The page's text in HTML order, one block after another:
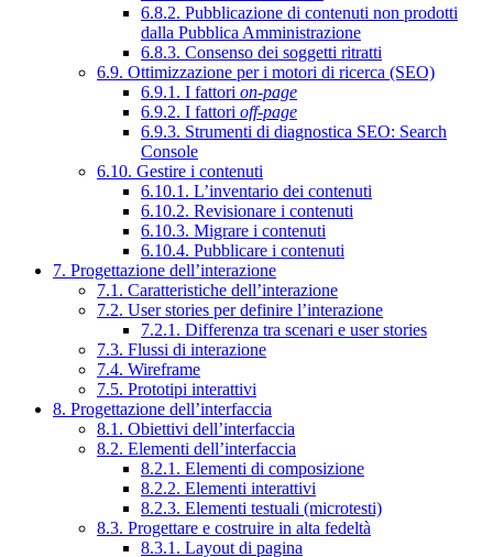
6.8.2. Pubblicazione di contenuti non prodotti
dalla Pubblica Amministrazione
6.8.3. Consenso dei soggetti ritratti
6.9. Ottimizzazione per i motori di ricerca (SEO)
6.9.1. I fattori on-page
6.9.2. I fattori off-page
6.9.3. Strumenti di diagnostica SEO: Search
Console
6.10. Gestire i contenuti
6.10.1. L’inventario dei contenuti
6.10.2. Revisionare i contenuti
6.10.3. Migrare i contenuti
6.10.4. Pubblicare i contenuti
7. Progettazione dell’interazione
7.1. Caratteristiche dell’interazione
7.2. User stories per definire l’interazione
7.2.1. Differenza tra scenari e user stories
7.3. Flussi di interazione
7.4. Wireframe
7.5. Prototipi interattivi
8. Progettazione dell’interfaccia
8.1. Obiettivi dell’interfaccia
8.2. Elementi dell’interfaccia
8.2.1. Elementi di composizione
8.2.2. Elementi interattivi
8.2.3. Elementi testuali (microtesti)
8.3. Progettare e costruire in alta fedeltà
8.3.1. Layout di pagina